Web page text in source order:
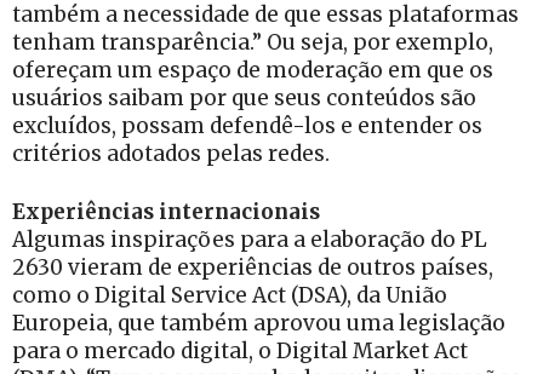
também a necessidade de que essas plataformas
tenham transparência.” Ou seja, por exemplo,
ofereçam um espaço de moderação em que os
usuários saibam por que seus conteúdos são
excluídos, possam defendê-los e entender os
critérios adotados pelas redes.
Experiências internacionais
Algumas inspirações para a elaboração do PL
2630 vieram de experiências de outros países,
como o Digital Service Act (DSA), da União
Europeia, que também aprovou uma legislação
para o mercado digital, o Digital Market Act